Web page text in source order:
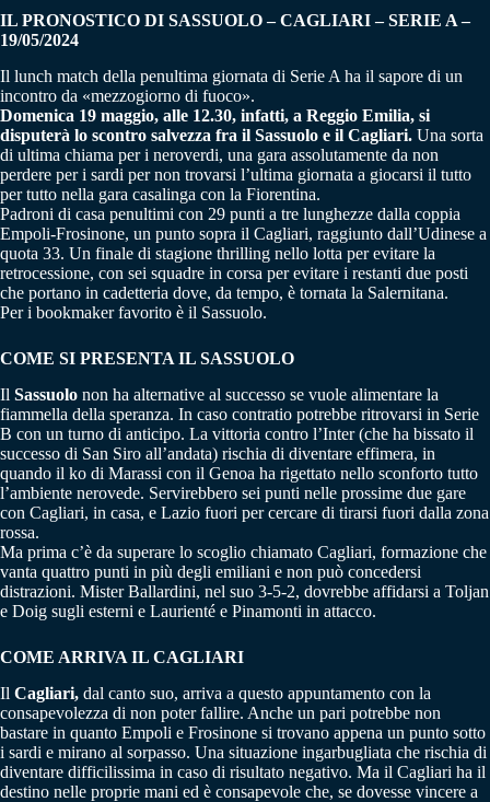
IL PRONOSTICO DI SASSUOLO – CAGLIARI – SERIE A –
19/05/2024
Il lunch match della penultima giornata di Serie A ha il sapore di un
incontro da «mezzogiorno di fuoco».
Domenica 19 maggio, alle 12.30, infatti, a Reggio Emilia, si
disputerà lo scontro salvezza fra il Sassuolo e il Cagliari. Una sorta
di ultima chiama per i neroverdi, una gara assolutamente da non
perdere per i sardi per non trovarsi l’ultima giornata a giocarsi il tutto
per tutto nella gara casalinga con la Fiorentina.
Padroni di casa penultimi con 29 punti a tre lunghezze dalla coppia
Empoli-Frosinone, un punto sopra il Cagliari, raggiunto dall’Udinese a
quota 33. Un finale di stagione thrilling nello lotta per evitare la
retrocessione, con sei squadre in corsa per evitare i restanti due posti
che portano in cadetteria dove, da tempo, è tornata la Salernitana.
Per i bookmaker favorito è il Sassuolo.
COME SI PRESENTA IL SASSUOLO
Il Sassuolo non ha alternative al successo se vuole alimentare la
fiammella della speranza. In caso contratio potrebbe ritrovarsi in Serie
B con un turno di anticipo. La vittoria contro l’Inter (che ha bissato il
successo di San Siro all’andata) rischia di diventare effimera, in
quando il ko di Marassi con il Genoa ha rigettato nello sconforto tutto
l’ambiente nerovede. Servirebbero sei punti nelle prossime due gare
con Cagliari, in casa, e Lazio fuori per cercare di tirarsi fuori dalla zona
rossa.
Ma prima c’è da superare lo scoglio chiamato Cagliari, formazione che
vanta quattro punti in più degli emiliani e non può concedersi
distrazioni. Mister Ballardini, nel suo 3-5-2, dovrebbe affidarsi a Toljan
e Doig sugli esterni e Laurienté e Pinamonti in attacco.
COME ARRIVA IL CAGLIARI
Il Cagliari, dal canto suo, arriva a questo appuntamento con la
consapevolezza di non poter fallire. Anche un pari potrebbe non
bastare in quanto Empoli e Frosinone si trovano appena un punto sotto
i sardi e mirano al sorpasso. Una situazione ingarbugliata che rischia di
diventare difficilissima in caso di risultato negativo. Ma il Cagliari ha il
destino nelle proprie mani ed è consapevole che, se dovesse vincere a